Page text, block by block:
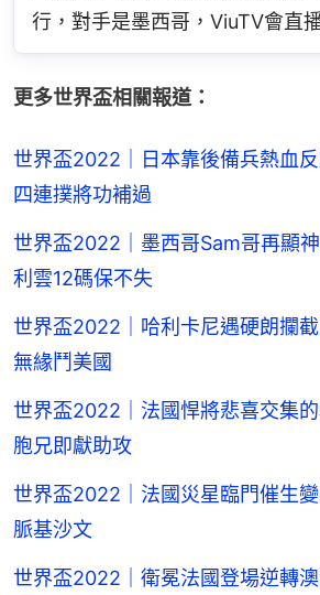
行，對手是墨西哥，ViuTV會直
更多世界盃相關報道：
世界盃2022｜日本靠後備兵熱血
四連撲將功補過
世界盃2022｜墨西哥Sam哥再顯
利雲12碼保不失
世界盃2022｜哈利卡尼遇硬朗攔
無緣鬥美國
世界盃2022｜法國悍將悲喜交集
胞兄即獻助攻
世界盃2022｜法國災星臨門催生
脈基沙文
世界盃2022｜衛冕法國登場逆轉